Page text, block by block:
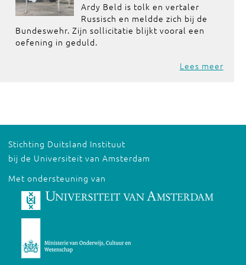
Ardy Beld is tolk en vertaler
Russisch en meldde zich bij de
Bundeswehr. Zijn sollicitatie blijkt vooral een
oefening in geduld.
Lees meer
Stichting Duitsland Instituut
bij de Universiteit van Amsterdam
Met ondersteuning van